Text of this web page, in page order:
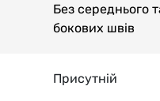
Без середнього
бокових швів
Присутній